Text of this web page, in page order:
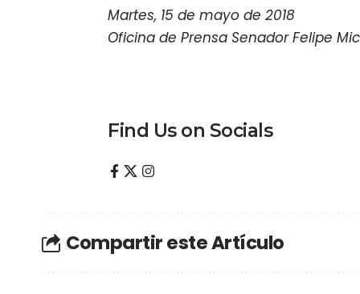
Martes, 15 de mayo de 2018
Oficina de Prensa Senador Felipe
Find Us on Socials
Compartir este Artículo